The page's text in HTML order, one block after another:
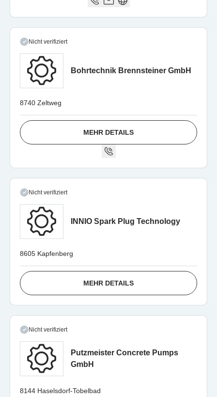
Nicht verifiziert
Bohrtechnik Brennsteiner GmbH
8740 Zeltweg
MEHR DETAILS
Nicht verifiziert
INNIO Spark Plug Technology
8605 Kapfenberg
MEHR DETAILS
Nicht verifiziert
Putzmeister Concrete Pumps
GmbH
8144 Haselsdorf-Tobelbad